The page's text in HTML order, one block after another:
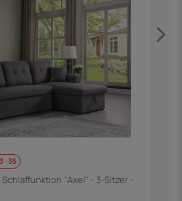
:35
"Axel" - 3-Sitzer -